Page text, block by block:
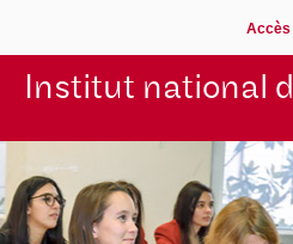
Accès
Institut national